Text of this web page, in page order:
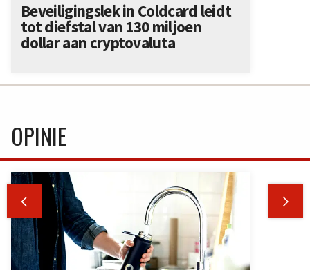
Beveiligingslek in Coldcard leidt
tot diefstal van 130 miljoen
dollar aan cryptovaluta
OPINIE
 